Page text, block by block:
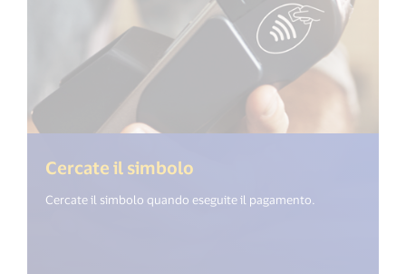
Cercate il simbolo
Cercate il simbolo quando eseguite il pagamento.